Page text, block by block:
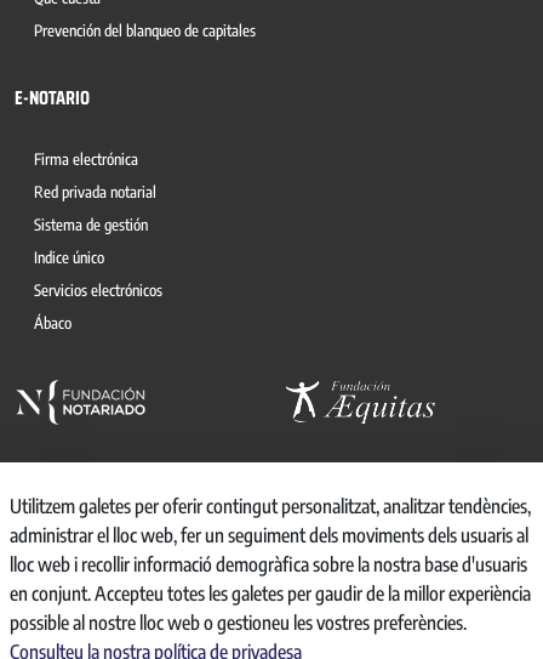
Prevención del blanqueo de capitales
E-NOTARIO
Firma electrónica
Red privada notarial
Sistema de gestión
Indice único
Servicios electrónicos
Ábaco
© 2026, CONSEJO GENERAL DEL NOTARIO
CANAL INTERNO DE INFORMACIÓN
REGISTRO DE ACTIVIDADES DE TRATAMIENTO
AVISO LEGAL
Utilitzem galetes per oferir contingut personalitzat, analitzar tendències,
administrar el lloc web, fer un seguiment dels moviments dels usuaris al
lloc web i recollir informació demogràfica sobre la nostra base d'usuaris
en conjunt. Accepteu totes les galetes per gaudir de la millor experiència
possible al nostre lloc web o gestioneu les vostres preferències.
Consulteu la nostra política de privadesa